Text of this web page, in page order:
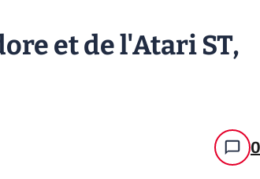
et de l'Atari ST,
0